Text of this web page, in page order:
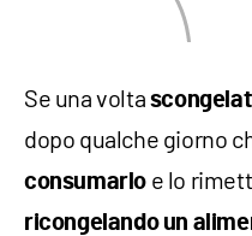
Se una volta
dopo qualche giorno
consumarlo e lo
ricongelando un